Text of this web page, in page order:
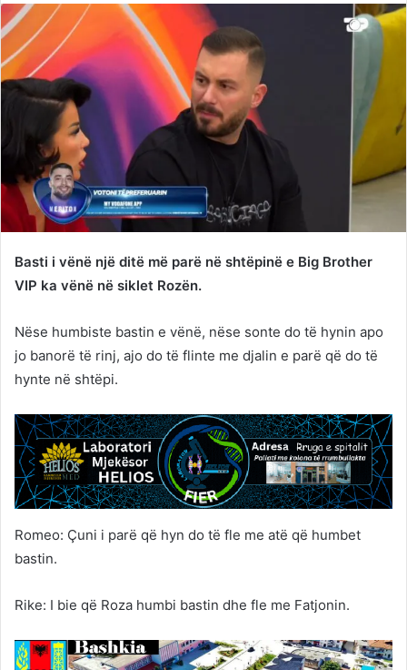
Basti i vënë një ditë më parë në shtëpinë e Big Brother
VIP ka vënë në siklet Rozën.
Nëse humbiste bastin e vënë, nëse sonte do të hynin apo
jo banorë të rinj, ajo do të flinte me djalin e parë që do të
hynte në shtëpi.
Romeo: Çuni i parë që hyn do të fle me atë që humbet
bastin.
Rike: I bie që Roza humbi bastin dhe fle me Fatjonin.